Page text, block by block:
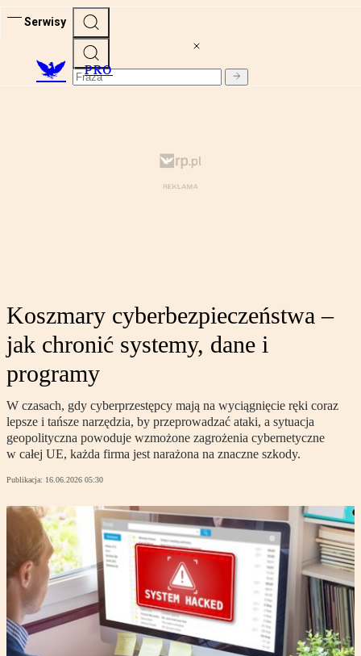
Serwisy
PRO
Koszmary cyberbezpieczeństwa –
jak chronić systemy, dane i
programy
W czasach, gdy cyberprzestępcy mają na wyciągnięcie ręki coraz
lepsze i tańsze narzędzia, by przeprowadzać ataki, a sytuacja
geopolityczna powoduje wzmożone zagrożenia cybernetyczne
w całej UE, każda firma jest narażona na znaczne szkody.
Publikacja: 16.06.2026 05:30